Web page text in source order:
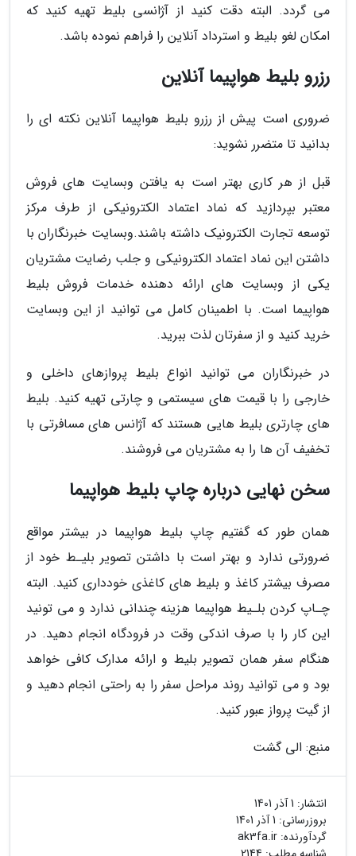
می گردد. البته دقت کنید از آژانسی بلیط تهیه کنید که
امکان لغو بلیط و استرداد آنلاین را فراهم نموده باشد.
رزرو بلیط هواپیما آنلاین
ضروری است پیش از رزرو بلیط هواپیما آنلاین نکته ای را
بدانید تا متضرر نشوید:
قبل از هر کاری بهتر است به یافتن وبسایت های فروش
معتبر بپردازید که نماد اعتماد الکترونیکی از طرف مرکز
توسعه تجارت الکترونیک داشته باشند.وبسایت خبرنگاران با
داشتن این نماد اعتماد الکترونیکی و جلب رضایت مشتریان
یکی از وبسایت های ارائه دهنده خدمات فروش بلیط
هواپیما است. با اطمینان کامل می توانید از این وبسایت
خرید کنید و از سفرتان لذت ببرید.
در خبرنگاران می توانید انواع بلیط پروازهای داخلی و
خارجی را با قیمت های سیستمی و چارتی تهیه کنید. بلیط
های چارتری بلیط هایی هستند که آژانس های مسافرتی با
تخفیف آن ها را به مشتریان می فروشند.
سخن نهایی درباره چاپ بلیط هواپیما
همان طور که گفتیم چاپ بلیط هواپیما در بیشتر مواقع
ضرورتی ندارد و بهتر است با داشتن تصویر بلیـط خود از
مصرف بیشتر کاغذ و بلیط های کاغذی خودداری کنید. البته
چـاپ کردن بلـیط هواپیما هزینه چندانی ندارد و می تونید
این کار را با صرف اندکی وقت در فرودگاه انجام دهید. در
هنگام سفر همان تصویر بلیط و ارائه مدارک کافی خواهد
بود و می توانید روند مراحل سفر را به راحتی انجام دهید و
از گیت پرواز عبور کنید.
منبع: الی گشت
انتشار: 1 آذر 1401
بروزرسانی: 1 آذر 1401
گردآورنده: ak3fa.ir